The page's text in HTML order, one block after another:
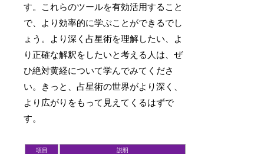
す。これらのツールを有効活用すること
で、より効率的に学ぶことができるでし
ょう。より深く占星術を理解したい、よ
り正確な解釈をしたいと考える人は、ぜ
ひ絶対黄経について学んでみてくださ
い。きっと、占星術の世界がより深く、
より広がりをもって見えてくるはずで
す。
項目 説明